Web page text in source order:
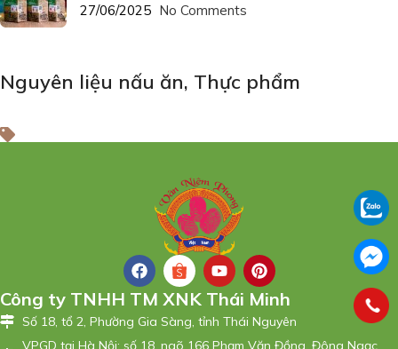
27/06/2025 No Comments
Nguyên liệu nấu ăn, Thực phẩm
Công ty TNHH TM XNK Thái Minh
Số 18, tổ 2, Phường Gia Sàng, tỉnh Thái Nguyên
VPGD tại Hà Nội: số 18, ngõ 166 Phạm Văn Đồng, Đông Ngạc,